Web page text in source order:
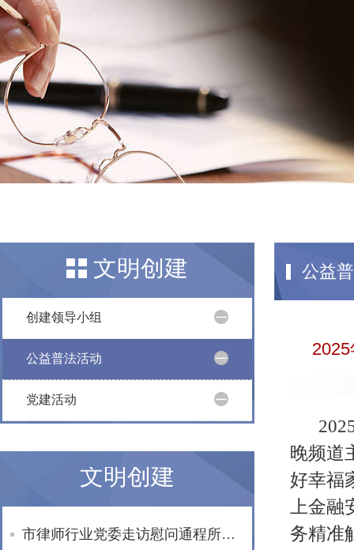
文明创建
创建领导小组
公益普法活动
党建活动
文明创建
市律师行业党委走访慰问通程所老党员文星民律师
公益
晚频道
好幸福
上金融
务精准